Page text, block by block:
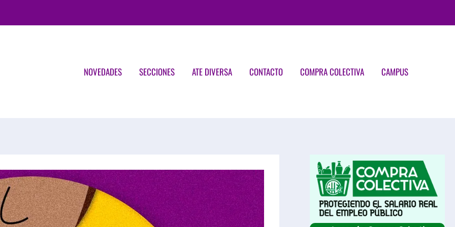
NOVEDADES SECCIONES ATE DIVERSA CONTACTO COMPRA COLECTIVA CAMPUS